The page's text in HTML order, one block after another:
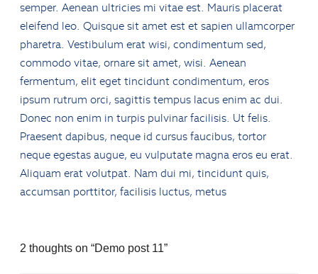
semper. Aenean ultricies mi vitae est. Mauris placerat
eleifend leo. Quisque sit amet est et sapien ullamcorper
pharetra. Vestibulum erat wisi, condimentum sed,
commodo vitae, ornare sit amet, wisi. Aenean
fermentum, elit eget tincidunt condimentum, eros
ipsum rutrum orci, sagittis tempus lacus enim ac dui.
Donec non enim in turpis pulvinar facilisis. Ut felis.
Praesent dapibus, neque id cursus faucibus, tortor
neque egestas augue, eu vulputate magna eros eu erat.
Aliquam erat volutpat. Nam dui mi, tincidunt quis,
accumsan porttitor, facilisis luctus, metus
2 thoughts on “Demo post 11”